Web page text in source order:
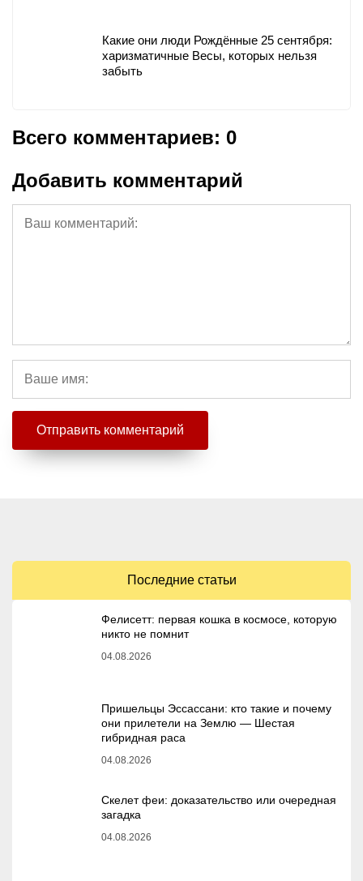
Какие они люди Рождённые 25 сентября:
харизматичные Весы, которых нельзя
забыть
Всего комментариев: 0
Добавить комментарий
Последние статьи
Фелисетт: первая кошка в космосе, которую
никто не помнит
04.08.2026
Пришельцы Эссассани: кто такие и почему
они прилетели на Землю — Шестая
гибридная раса
04.08.2026
Скелет феи: доказательство или очередная
загадка
04.08.2026